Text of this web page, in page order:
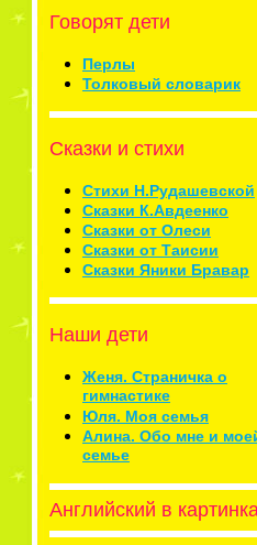
Говорят дети
Перлы
Толковый словарик
Сказки и стихи
Стихи Н.Рудашевской
Сказки К.Авдеенко
Сказки от Олеси
Сказки от Таисии
Сказки Яники Бравар
Наши дети
Женя. Страничка о
гимнастике
Юля. Моя семья
Алина. Обо мне и
семье
Английский в